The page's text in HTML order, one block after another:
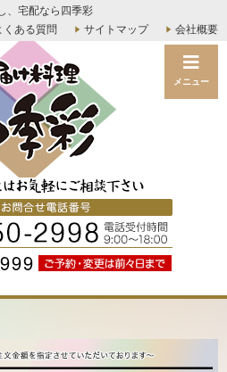
、宅配なら四季彩
会社概要
サイトマップ
くある質問
メニュー